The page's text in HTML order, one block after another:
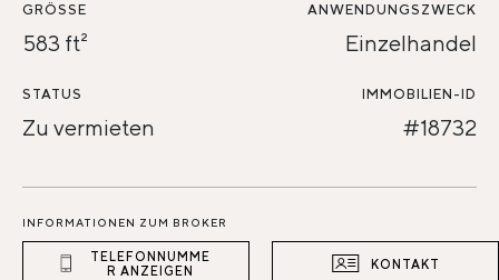
GRÖSSE
583 ft²
ANWENDUNGSZWECK
Einzelhandel
STATUS
Zu vermieten
IMMOBILIEN-ID
#18732
INFORMATIONEN ZUM BROKER
TELEFONNUMME
R ANZEIGEN
KONTAKT